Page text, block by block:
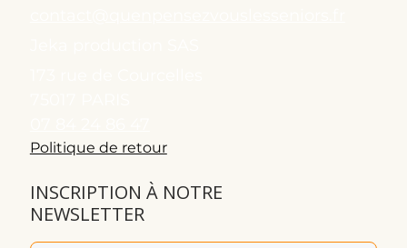
Politique de retour
INSCRIPTION À NOTRE
NEWSLETTER